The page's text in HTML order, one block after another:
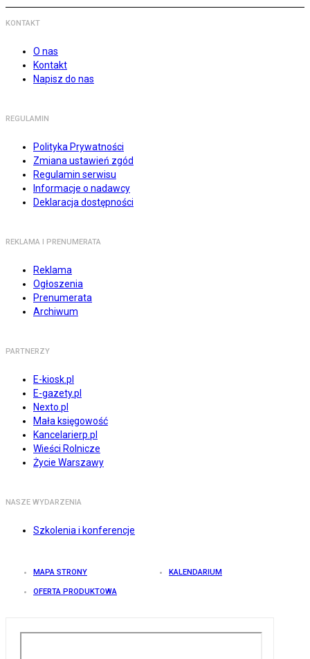
KONTAKT
O nas
Kontakt
Napisz do nas
REGULAMIN
Polityka Prywatności
Zmiana ustawień zgód
Regulamin serwisu
Informacje o nadawcy
Deklaracja dostępności
REKLAMA I PRENUMERATA
Reklama
Ogłoszenia
Prenumerata
Archiwum
PARTNERZY
E-kiosk.pl
E-gazety.pl
Nexto.pl
Mała księgowość
Kancelarierp.pl
Wieści Rolnicze
Życie Warszawy
NASZE WYDARZENIA
Szkolenia i konferencje
MAPA STRONY KALENDARIUM
OFERTA PRODUKTOWA